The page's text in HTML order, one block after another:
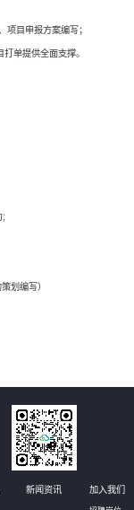
目申报方案编写；
单提供全面支撑。
;
划编写）
新闻资讯 加入我们